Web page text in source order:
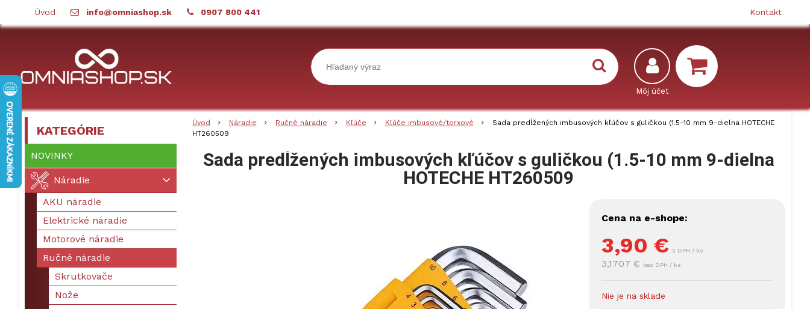
Úvod info@omniashop.sk 0907 800 441 Kontakt
Úvod Náradie Ručné náradie Kľúče Kľúče imbusové/torxové
Sada predĺžených imbusových kľúčov s guličkou (1.5-10 mm 9-dielna HOTECHE
HT260509
Sada predĺžených imbusových kľúčov s guličkou (1.5-10 mm 9-dielna
HOTECHE HT260509
Cena na e-shope:
3,90 € s DPH / ks
3,1707 € bez DPH / ks
Nie je na sklade
KATEGÓRIE
NOVINKY
Náradie
AKU náradie
Elektrické náradie
Motorové náradie
Ručné náradie
Skrutkovače
Nože